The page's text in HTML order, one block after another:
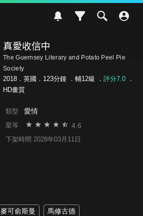
真愛收信中
The Guernsey Literary and Potato Peel Pie
Society
2018．英國．123分鐘 ． 輔12級 ． 評分7.0．
HD畫質
類型 愛情
星等 4.6
下架時間 2028年03月11日
麥可俞斯曼 馬修古德